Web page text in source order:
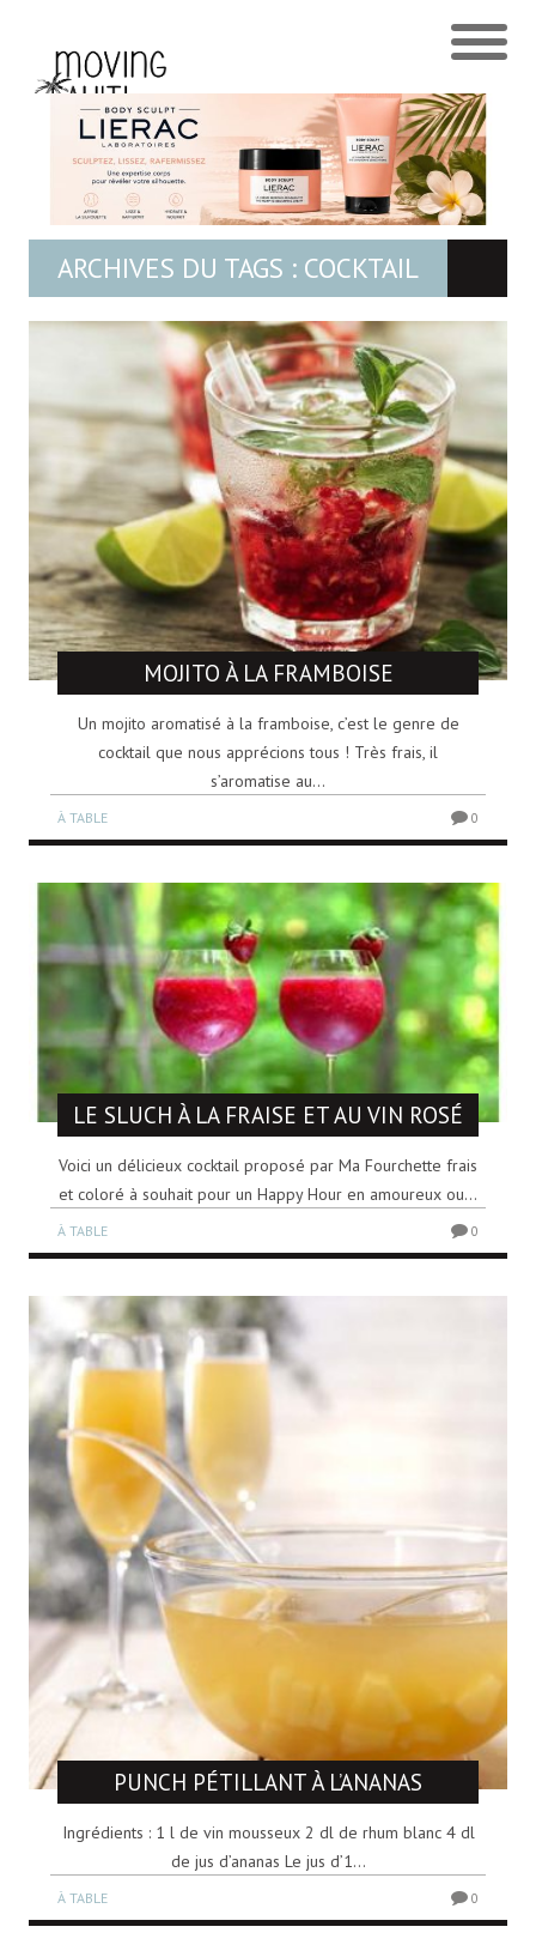
ARCHIVES DU TAGS : COCKTAIL
MOJITO À LA FRAMBOISE
Un mojito aromatisé à la framboise, c’est le genre de
cocktail que nous apprécions tous ! Très frais, il
s’aromatise au...
À TABLE 0
LE SLUCH À LA FRAISE ET AU VIN ROSÉ
Voici un délicieux cocktail proposé par Ma Fourchette frais
et coloré à souhait pour un Happy Hour en amoureux ou...
À TABLE 0
PUNCH PÉTILLANT À L’ANANAS
Ingrédients : 1 l de vin mousseux 2 dl de rhum blanc 4 dl
de jus d’ananas Le jus d’1...
À TABLE 0